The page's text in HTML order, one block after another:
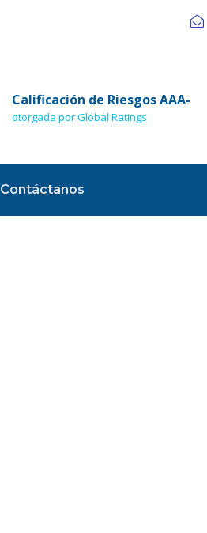
Calificación de Riesgos AAA-
otorgada por Global Ratings
Contáctanos